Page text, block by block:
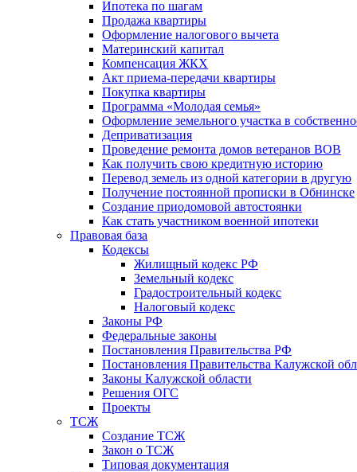
Ипотека по шагам
Продажа квартиры
Оформление налогового вычета
Материнский капитал
Компенсация ЖКХ
Акт приема-передачи квартиры
Покупка квартиры
Программа «Молодая семья»
Оформление земельного участка в
Деприватизация
Проведение ремонта домов ветеранов ВОВ
Как получить свою кредитную историю
Перевод земель из одной категории в другую
Получение постоянной прописки в Обнинске
Создание приодомовой автостоянки
Как стать участником военной ипотеки
Правовая база
Кодексы
Жилищный кодекс РФ
Земельный кодекс
Градостроительный кодекс
Налоговый кодекс
Законы РФ
Федеральные законы
Постановления Правительства РФ
Постановления Правительства Калужской
Законы Калужской области
Решения ОГС
Проекты
ТСЖ
Создание ТСЖ
Закон о ТСЖ
Типовая документация